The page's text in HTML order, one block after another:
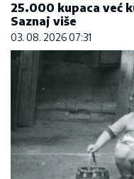
25.000 kupaca već
Saznaj više
03. 08. 2026 07:31